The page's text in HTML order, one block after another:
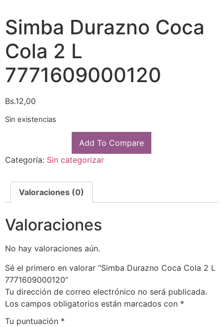
Simba Durazno Coca
Cola 2 L
7771609000120
Bs.12,00
Sin existencias
Add To Compare
Categoría: Sin categorizar
Valoraciones (0)
Valoraciones
No hay valoraciones aún.
Sé el primero en valorar “Simba Durazno Coca Cola 2 L
7771609000120”
Tu dirección de correo electrónico no será publicada.
Los campos obligatorios están marcados con *
Tu puntuación *